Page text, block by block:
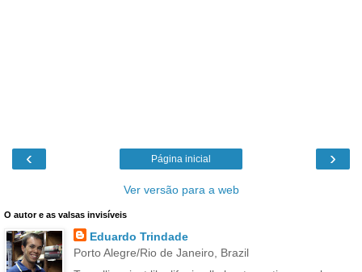
‹ ›
Página inicial
Ver versão para a web
O autor e as valsas invisíveis
Eduardo Trindade
Porto Alegre/Rio de Janeiro, Brazil